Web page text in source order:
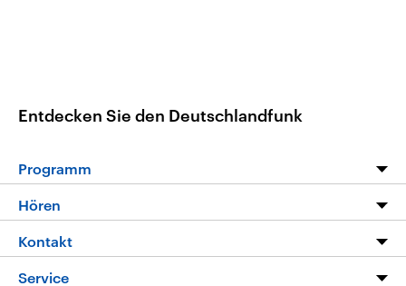
Entdecken Sie den Deutschlandfunk
Programm
Die Nachrichten
Hören
Livestream
Kontakt
Service